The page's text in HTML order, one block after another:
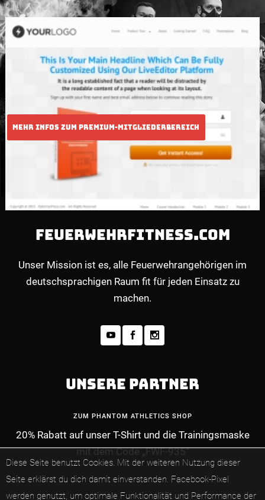
Diese Seite benutzt Cookies. Mit der weiteren Nutzung dieser
Seite erklärst du dich damit einverstanden. Facebook-Pixel
werden genutzt, um optimale Funktionalität und Performance der
MEHR INFOS ZUM PREMIUM-
FEUERWEHRFITNESS.COM
Unser Mission ist es, alle Feuerwehrangehörigen im
deutschsprachigen Raum fit für jeden Einsatz zu
machen.
UNSERE PARTNER
ZUM PHANTOM ATHLETICS SHOP
20% Rabatt auf unser T-Shirt und die Trainingsmaske
mit dem Code „FWF-935“